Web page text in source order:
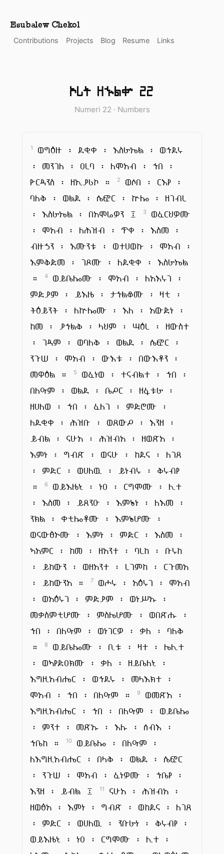
Esubalew Chekol
Contributions
Projects Blog Resume Links
ኦሪት ዘኍልቍ 22
Numeri 22 · Numbers
1
ወግዕዙ ፡ ደቂቀ ፡ እስራኤል ፡ ወኀደሩ
፡ መንገለ ፡ ዐረባ ፡ ለሞአብ ፡ ኀበ ፡
ዮርዳንስ ፡ ዘኢያሪኮ ።
2
ወሶበ ፡ ርእየ ፡
ባለቅ ፡ ወልደ ፡ ሴፎር ፡ ኵሎ ፡ ዘገብረ
፡ እስራኤል ፡ በአሞሬዎን ፤
3
ወፈርህዎሙ
፡ ሞአብ ፡ ለሕዝብ ፡ ጥቀ ፡ እስመ ፡
ብዙኃን ፡ እሙንቱ ፡ ወተሀወኩ ፡ ሞአብ ፡
እምቅድመ ፡ ገጾሙ ፡ ለደቂቀ ፡ እስራኤል
።
4
ወይቤሎሙ ፡ ሞአብ ፡ ለአእሩገ ፡
ምድያም ፡ ይእዜ ፡ ታኀልቆሙ ፡ ዛቲ ፡
ትዕይንት ፡ ለኵሎሙ ፡ እለ ፡ አውድነ ፡
ከመ ፡ ያኀልቅ ፡ ላህም ፡ ሣዕረ ፡ ዘውስተ
፡ ገዳም ፡ ወባለቅ ፡ ወልደ ፡ ሴፎር ፡
ንጉሠ ፡ ሞአብ ፡ ውእቱ ፡ በውእቶን ፡
መዋዕል ።
5
ወፈነወ ፡ ተናብልተ ፡ ኀበ ፡
በለዓም ፡ ወልደ ፡ ቤዖር ፡ ዘፋቱራ ፡
ዘሀለወ ፡ ኀበ ፡ ፈለገ ፡ ምድሮሙ ፡
ለደቂቀ ፡ ሕዝቡ ፡ ወጸውዖ ፡ እንዘ ፡
ይብል ፡ ናሁአ ፡ ሕዝብአ ፡ ዘወጽአ ፡
እምነ ፡ ግብጽ ፡ ወናሁ ፡ ከደና ፡ ለገጸ
፡ ምድር ፡ ወሀለዉ ፡ ይነብሩ ፡ ቅሩብየ
።
6
ወይእዜኒ ፡ ነዐ ፡ ርግሞሙ ፡ ሊተ
፡ እስመ ፡ ይጸንዑ ፡ እምኔነ ፡ ለእመ ፡
ንክል ፡ ቀቲሎቶሙ ፡ እምኔሆሙ ፡
ወናውፅኦሙ ፡ እምነ ፡ ምድር ፡ እስመ ፡
ኣአምር ፡ ከመ ፡ ዘአንተ ፡ ባረከ ፡ ቡሩከ
፡ ይከውን ፡ ወዘአንተ ፡ ረገምከ ፡ ርጉመአ
፡ ይከውንአ ።
7
ወሖሩ ፡ አዕሩገ ፡ ሞአብ
፡ ወአዕሩገ ፡ ምድያም ፡ ወነሥኡ ፡
መቃስምቲሆሙ ፡ ምስሌሆሙ ፡ ወበጽሑ ፡
ኀበ ፡ በለዓም ፡ ወነገርዎ ፡ ቃለ ፡ ባለቅ
።
8
ወይቤሎሙ ፡ ቢቱ ፡ ዛተ ፡ ሌሊተ
፡ ወኣየድዐክሙ ፡ ቃለ ፡ ዘይቤለኒ ፡
እግዚአብሔር ፡ ወኀደሩ ፡ መላእክተ ፡
ሞአብ ፡ ኀበ ፡ በለዓም ።
9
ወመጽአ ፡
እግዚአብሔር ፡ ኀበ ፡ በለዓም ፡ ወይቤሎ
፡ ምንተ ፡ መጽኡ ፡ እሉ ፡ ሰብእ ፡
ኀቤከ ።
10
ወይቤሎ ፡ በለዓም ፡
ለእግዚአብሔር ፡ በላቅ ፡ ወልደ ፡ ሴፎር
፡ ንጉሠ ፡ ሞአብ ፡ ፈነዎሙ ፡ ኀቤየ ፡
እንዘ ፡ ይብል ፤
11
ናሁአ ፡ ሕዝብአ ፡
ዘወፅአ ፡ እምነ ፡ ግብጽ ፡ ወከደና ፡ ለገጸ
፡ ምድር ፡ ወሀለዉ ፡ ንቡራነ ፡ ቅሩብየ ፡
ወይእዜኒ ፡ ነዐ ፡ ርግሞሙ ፡ ሊተ ፡